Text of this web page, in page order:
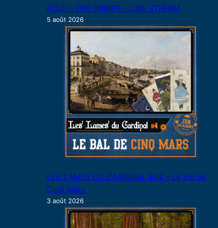
KULT – THE DRIVER – LIVE STREAM
5 août 2026
LES LAMES DU CARDINAL #04 – Le Bal de
Cinq Mars
3 août 2026